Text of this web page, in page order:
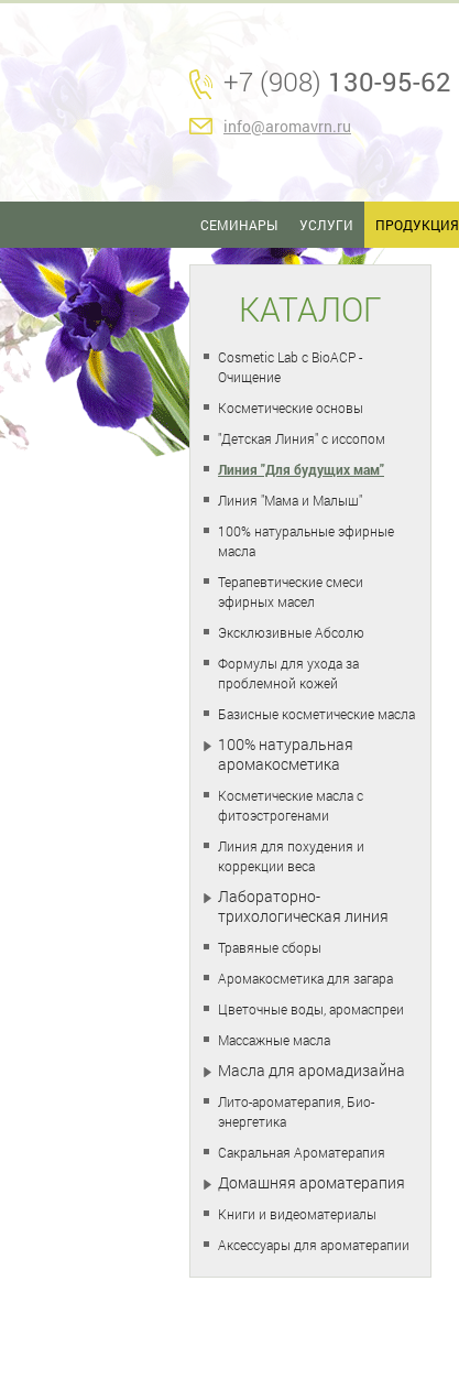
+7 (908) 130-95-62
info@aromavrn.ru
СЕМИНАРЫ УСЛУГИ ПРОДУКЦИЯ
КАТАЛОГ
Cosmetic Lab с BioACP -
Очищение
Косметические основы
"Детская Линия" с иссопом
Линия "Для будущих мам"
Линия "Мама и Малыш"
100% натуральные эфирные
масла
Терапевтические смеси
эфирных масел
Эксклюзивные Абсолю
Формулы для ухода за
проблемной кожей
Базисные косметические масла
100% натуральная
аромакосметика
Косметические масла с
фитоэстрогенами
Линия для похудения и
коррекции веса
Лабораторно-
трихологическая линия
Травяные сборы
Аромакосметика для загара
Цветочные воды, аромаспреи
Массажные масла
Масла для аромадизайна
Лито-ароматерапия, Био-
энергетика
Сакральная Ароматерапия
Домашняя ароматерапия
Книги и видеоматериалы
Аксессуары для ароматерапии